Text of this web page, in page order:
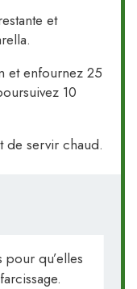
et
et enfournez 25
10
de servir chaud.
qu’elles